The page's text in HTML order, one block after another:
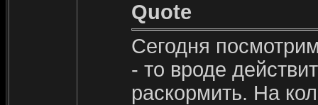
Quote
Сегодня
- то вроде
раскормить. На